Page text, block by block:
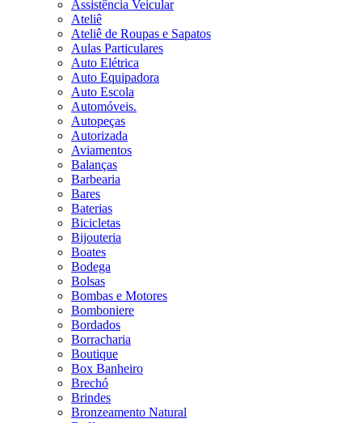
Assistência Veicular
Ateliê
Ateliê de Roupas e Sapatos
Aulas Particulares
Auto Elétrica
Auto Equipadora
Auto Escola
Automóveis.
Autopeças
Autorizada
Aviamentos
Balanças
Barbearia
Bares
Baterias
Bicicletas
Bijouteria
Boates
Bodega
Bolsas
Bombas e Motores
Bomboniere
Bordados
Borracharia
Boutique
Box Banheiro
Brechó
Brindes
Bronzeamento Natural